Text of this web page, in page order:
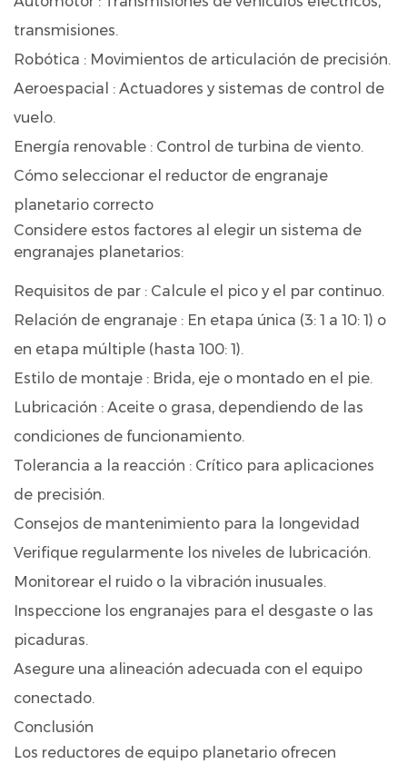
transmisiones.
Robótica : Movimientos de articulación de precisión.
Aeroespacial : Actuadores y sistemas de control de
vuelo.
Energía renovable : Control de turbina de viento.
Cómo seleccionar el reductor de engranaje
planetario correcto
Considere estos factores al elegir un sistema de
engranajes planetarios:
Requisitos de par : Calcule el pico y el par continuo.
Relación de engranaje : En etapa única (3: 1 a 10: 1) o
en etapa múltiple (hasta 100: 1).
Estilo de montaje : Brida, eje o montado en el pie.
Lubricación : Aceite o grasa, dependiendo de las
condiciones de funcionamiento.
Tolerancia a la reacción : Crítico para aplicaciones
de precisión.
Consejos de mantenimiento para la longevidad
Verifique regularmente los niveles de lubricación.
Monitorear el ruido o la vibración inusuales.
Inspeccione los engranajes para el desgaste o las
picaduras.
Asegure una alineación adecuada con el equipo
conectado.
Conclusión
Los reductores de equipo planetario ofrecen